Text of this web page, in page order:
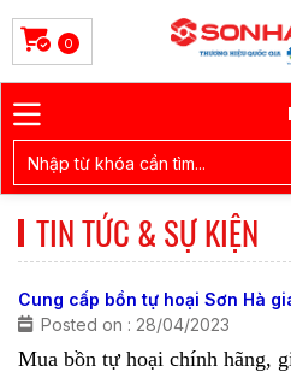
0
TIN TỨC & SỰ KIỆN
Cung cấp bồn tự hoại Sơn Hà
Posted on : 28/04/2023
Mua bồn tự hoại chính hãng,